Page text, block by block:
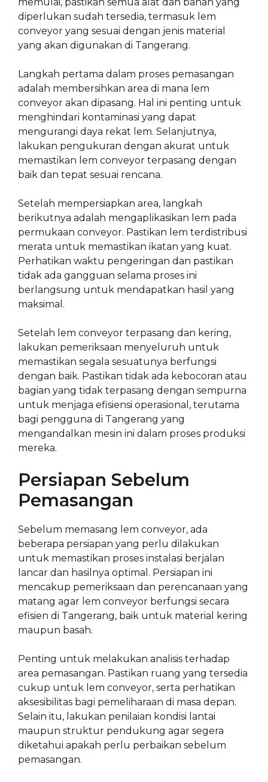
diperlukan sudah tersedia, termasuk lem
conveyor yang sesuai dengan jenis material
yang akan digunakan di Tangerang.
Langkah pertama dalam proses pemasangan
adalah membersihkan area di mana lem
conveyor akan dipasang. Hal ini penting untuk
menghindari kontaminasi yang dapat
mengurangi daya rekat lem. Selanjutnya,
lakukan pengukuran dengan akurat untuk
memastikan lem conveyor terpasang dengan
baik dan tepat sesuai rencana.
Setelah mempersiapkan area, langkah
berikutnya adalah mengaplikasikan lem pada
permukaan conveyor. Pastikan lem terdistribusi
merata untuk memastikan ikatan yang kuat.
Perhatikan waktu pengeringan dan pastikan
tidak ada gangguan selama proses ini
berlangsung untuk mendapatkan hasil yang
maksimal.
Setelah lem conveyor terpasang dan kering,
lakukan pemeriksaan menyeluruh untuk
memastikan segala sesuatunya berfungsi
dengan baik. Pastikan tidak ada kebocoran atau
bagian yang tidak terpasang dengan sempurna
untuk menjaga efisiensi operasional, terutama
bagi pengguna di Tangerang yang
mengandalkan mesin ini dalam proses produksi
mereka.
Persiapan Sebelum
Pemasangan
Sebelum memasang lem conveyor, ada
beberapa persiapan yang perlu dilakukan
untuk memastikan proses instalasi berjalan
lancar dan hasilnya optimal. Persiapan ini
mencakup pemeriksaan dan perencanaan yang
matang agar lem conveyor berfungsi secara
efisien di Tangerang, baik untuk material kering
maupun basah.
Penting untuk melakukan analisis terhadap
area pemasangan. Pastikan ruang yang tersedia
cukup untuk lem conveyor, serta perhatikan
aksesibilitas bagi pemeliharaan di masa depan.
Selain itu, lakukan penilaian kondisi lantai
maupun struktur pendukung agar segera
diketahui apakah perlu perbaikan sebelum
pemasangan.